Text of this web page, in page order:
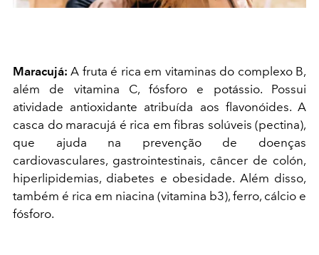
Maracujá: A fruta é rica em vitaminas do complexo B,
além de vitamina C, fósforo e potássio. Possui
atividade antioxidante atribuída aos flavonóides. A
casca do maracujá é rica em fibras solúveis (pectina),
que ajuda na prevenção de doenças
cardiovasculares, gastrointestinais, câncer de colón,
hiperlipidemias, diabetes e obesidade. Além disso,
também é rica em niacina (vitamina b3), ferro, cálcio e
fósforo.